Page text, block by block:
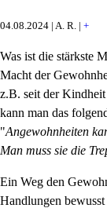
04.08.2024 | A. R. | +
Was ist die stärkste
Macht der
z.B. seit der
kann man das
"Angewohnheiten
Man muss sie die
Ein Weg den
Handlungen